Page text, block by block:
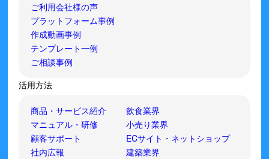
ご利用会社様の声
プラットフォーム事例
作成動画事例
テンプレート一例
ご相談事例
活用方法
商品・サービス紹介
マニュアル・研修
顧客サポート
社内広報
飲食業界
小売り業界
ECサイト・ネットショップ
建築業界